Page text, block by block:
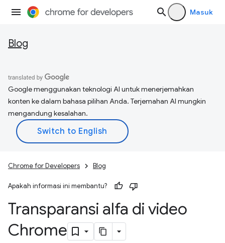
Masuk
Blog
Google menggunakan teknologi AI untuk menerjemahkan
konten ke dalam bahasa pilihan Anda. Terjemahan AI mungkin
mengandung kesalahan.
Chrome for Developers Blog
Apakah informasi ini membantu?
Transparansi alfa di video
Chrome